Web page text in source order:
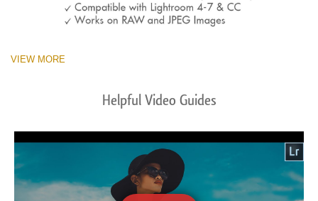
VIEW MORE
Helpful Video Guides